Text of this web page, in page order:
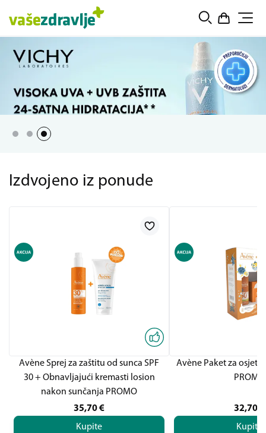
Izdvojeno iz ponude
Avène Sprej za zaštitu od sunca SPF
30 + Obnavljajući kremasti losion
nakon sunčanja PROMO
35,70€
Kupite
Avène Paket za
PROMO
32,70
Kupite